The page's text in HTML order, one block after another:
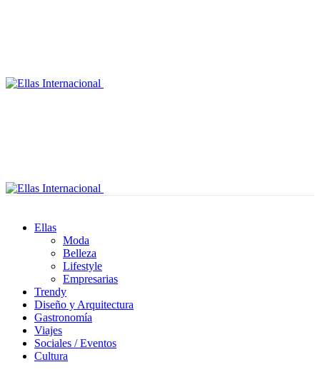
Ellas
Moda
Belleza
Lifestyle
Empresarias
Trendy
Diseño y Arquitectura
Gastronomía
Viajes
Sociales / Eventos
Cultura